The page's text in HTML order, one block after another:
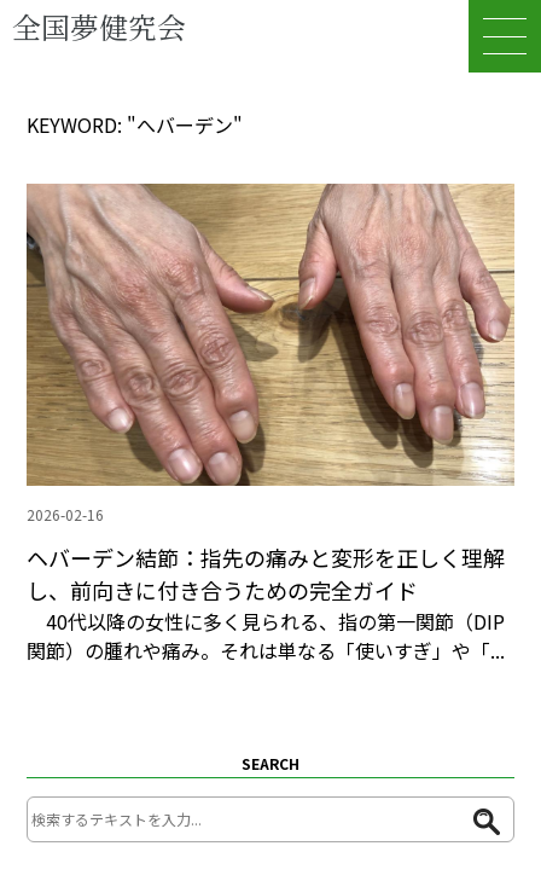
全国夢健究会
KEYWORD: "へバーデン"
2026-02-16
ヘバーデン結節：指先の痛みと変形を正しく理解
し、前向きに付き合うための完全ガイド
40代以降の女性に多く見られる、指の第一関節（DIP
関節）の腫れや痛み。それは単なる「使いすぎ」や「...
SEARCH